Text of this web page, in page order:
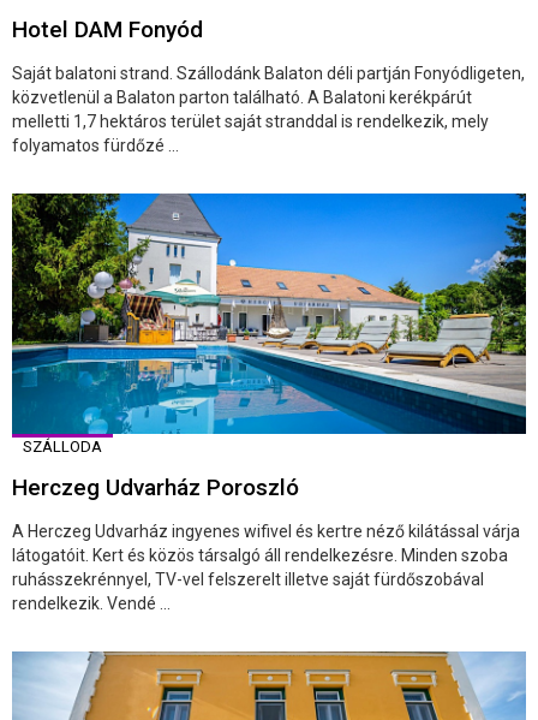
Hotel DAM Fonyód
Saját balatoni strand. Szállodánk Balaton déli partján Fonyódligeten,
közvetlenül a Balaton parton található. A Balatoni kerékpárút
melletti 1,7 hektáros terület saját stranddal is rendelkezik, mely
folyamatos fürdőzé ...
SZÁLLODA
Herczeg Udvarház Poroszló
A Herczeg Udvarház ingyenes wifivel és kertre néző kilátással várja
látogatóit. Kert és közös társalgó áll rendelkezésre. Minden szoba
ruhásszekrénnyel, TV-vel felszerelt illetve saját fürdőszobával
rendelkezik. Vendé ...